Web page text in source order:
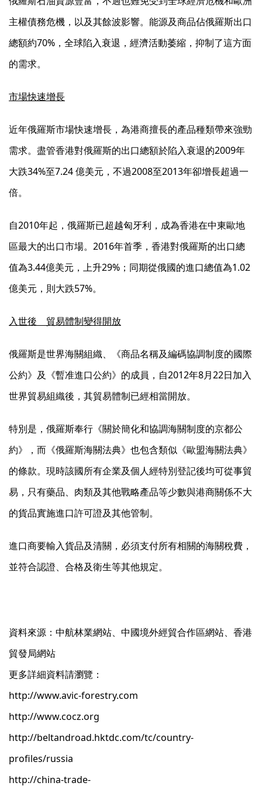
主權債務危機，以及其餘波影響。能源及商品佔俄羅斯出口
總額約70%，全球陷入衰退，經濟活動萎縮，抑制了這方面
的需求。
市場快速增長
近年俄羅斯市場快速增長，為港商擅長的產品種類帶來強勁
需求。盡管香港對俄羅斯的出口總額於陷入衰退的2009年
大跌34%至7.24 億美元，不過2008至2013年卻增長超過一
倍。
自2010年起，俄羅斯已超越匈牙利，成為香港在中東歐地
區最大的出口市場。2016年首季，香港對俄羅斯的出口總
值為3.44億美元，上升29%；同期從俄國的進口總值為1.02
億美元，則大跌57%。
入世後 貿易體制變得開放
俄羅斯是世界海關組織、《商品名稱及編碼協調制度的國際
公約》及《暫准進口公約》的成員，自2012年8月22日加入
世界貿易組織後，其貿易體制已經相當開放。
特別是，俄羅斯奉行《關於簡化和協調海關制度的京都公
約》，而《俄羅斯海關法典》也包含類似《歐盟海關法典》
的條款。現時該國所有企業及個人經特別登記後均可從事貿
易，只有藥品、肉類及其他戰略產品等少數與港商關係不大
的貨品實施進口許可證及其他管制。
進口商要輸入貨品及清關，必須支付所有相關的海關稅費，
並符合認證、合格及衛生等其他規定。
資料來源：中航林業網站、中國境外經貿合作區網站、香港
貿發局網站
更多詳細資料請瀏覽：
http://www.avic-forestry.com
http://www.cocz.org
http://beltandroad.hktdc.com/tc/country-
profiles/russia
http://china-trade-